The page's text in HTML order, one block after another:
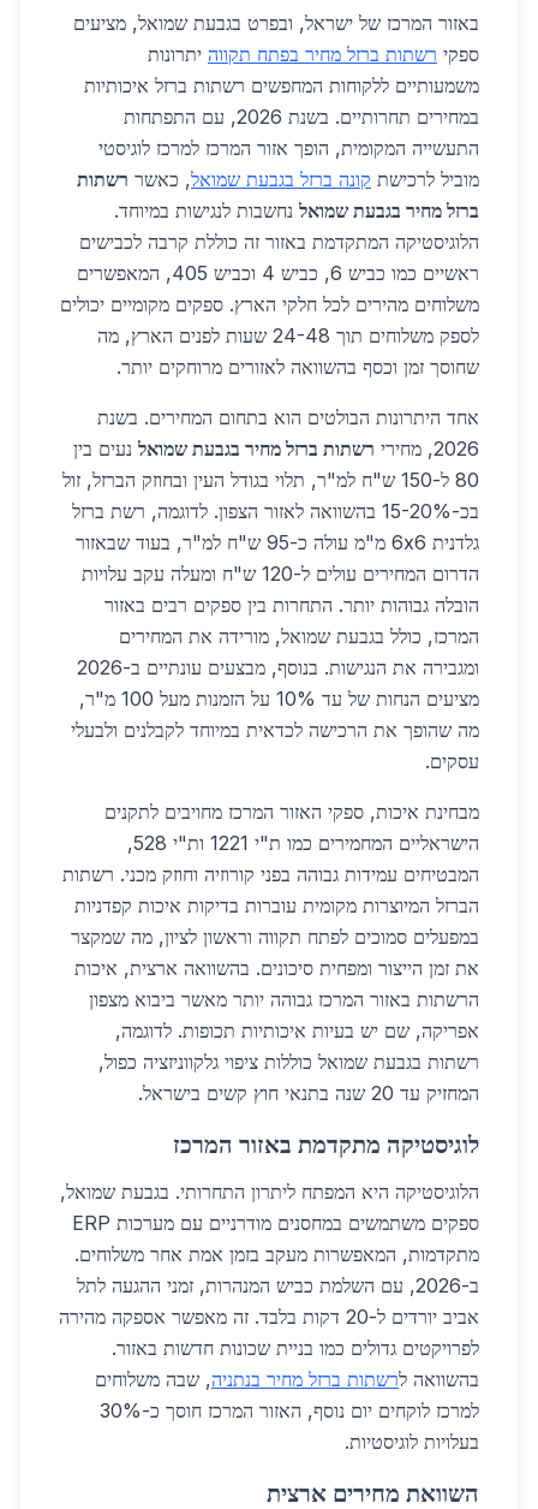
באזור המרכז של ישראל, ובפרט בגבעת שמואל, מציעים
ספקי רשתות ברזל מחיר בפתח תקווה יתרונות
משמעותיים ללקוחות המחפשים רשתות ברזל איכותיות
במחירים תחרותיים. בשנת 2026, עם התפתחות
התעשייה המקומית, הופך אזור המרכז למרכז לוגיסטי
מוביל לרכישת קונה ברזל בגבעת שמואל, כאשר רשתות
ברזל מחיר בגבעת שמואל נחשבות לנגישות במיוחד.
הלוגיסטיקה המתקדמת באזור זה כוללת קרבה לכבישים
ראשיים כמו כביש 6, כביש 4 וכביש 405, המאפשרים
משלוחים מהירים לכל חלקי הארץ. ספקים מקומיים יכולים
לספק משלוחים תוך 24-48 שעות לפנים הארץ, מה
שחוסך זמן וכסף בהשוואה לאזורים מרוחקים יותר.
אחד היתרונות הבולטים הוא בתחום המחירים. בשנת
2026, מחירי
רשתות ברזל מחיר בגבעת שמואל נעים בין
80 ל-150 ש"ח למ"ר, תלוי בגודל העין ובחוזק הברזל, זול
בכ-15-20% בהשוואה לאזור הצפון. לדוגמה, רשת ברזל
גלדנית 6x6 מ"מ עולה כ-95 ש"ח למ"ר, בעוד שבאזור
הדרום המחירים עולים ל-120 ש"ח ומעלה עקב עלויות
הובלה גבוהות יותר. התחרות בין ספקים רבים באזור
המרכז, כולל בגבעת שמואל, מורידה את המחירים
ומגבירה את הנגישות. בנוסף, מבצעים עונתיים ב-2026
מציעים הנחות של עד 10% על הזמנות מעל 100 מ"ר,
מה שהופך את הרכישה לכדאית במיוחד לקבלנים ולבעלי
עסקים.
מבחינת איכות, ספקי האזור המרכז מחויבים לתקנים
הישראליים המחמירים כמו ת"י 1221 ות"י 528,
המבטיחים עמידות גבוהה בפני קורוזיה וחוזק מכני. רשתות
הברזל המיוצרות מקומית עוברות בדיקות איכות קפדניות
במפעלים סמוכים לפתח תקווה וראשון לציון, מה שמקצר
את זמן הייצור ומפחית סיכונים. בהשוואה ארצית, איכות
הרשתות באזור המרכז גבוהה יותר מאשר ביבוא מצפון
אפריקה, שם יש בעיות איכותיות תכופות. לדוגמה,
רשתות בגבעת שמואל כוללות ציפוי גלקווניזציה כפול,
המחזיק עד 20 שנה בתנאי חוץ קשים בישראל.
לוגיסטיקה מתקדמת באזור המרכז
הלוגיסטיקה היא המפתח ליתרון התחרותי. בגבעת שמואל,
ספקים משתמשים במחסנים מודרניים עם מערכות ERP
מתקדמות, המאפשרות מעקב בזמן אמת אחר משלוחים.
ב-2026, עם השלמת כביש המנהרות, זמני ההגעה לתל
אביב יורדים ל-20 דקות בלבד. זה מאפשר אספקה מהירה
לפרויקטים גדולים כמו בניית שכונות חדשות באזור.
בהשוואה לרשתות ברזל מחיר בנתניה, שבה משלוחים
למרכז לוקחים יום נוסף, האזור המרכז חוסך כ-30%
בעלויות לוגיסטיות.
השוואת מחירים ארצית